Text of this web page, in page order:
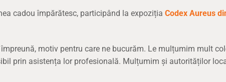
cadou împărătesc, participând la expoziția Codex Aureus
motiv pentru care ne bucurăm. Le mulțumim mult
prin asistența lor profesională. Mulțumim și autorităților